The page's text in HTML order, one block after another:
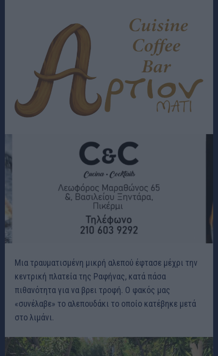
Μια τραυματισμένη μικρή αλεπού έφτασε μέχρι την
κεντρική πλατεία της Ραφήνας, κατά πάσα
πιθανότητα για να βρει τροφή. Ο φακός μας
«συνέλαβε» το αλεπουδάκι το οποίο κατέβηκε μετά
στο λιμάνι.